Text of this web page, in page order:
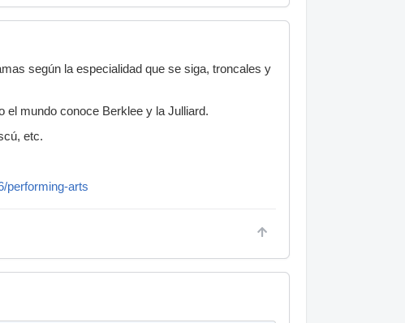
según la especialidad que se siga, troncales y
el mundo conoce Berklee y la Julliard.
etc.
performing-arts